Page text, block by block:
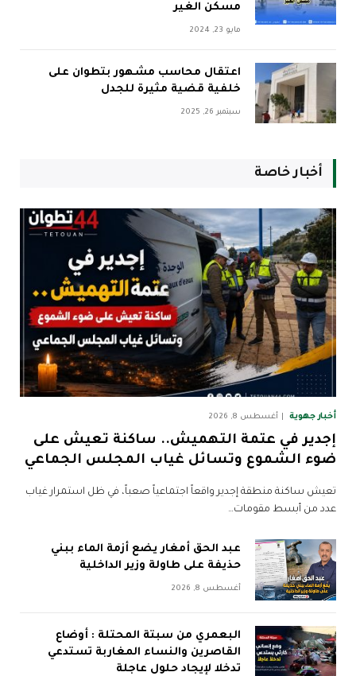
مسكن الغير
مايو 23, 2024
اعتقال محاسب مشهور بتطوان على
خلفية قضية مثيرة للجدل
سبتمبر 26, 2025
أخبار خاصة
أخبار جهوية أغسطس 8, 2026
إجدير في عتمة التهميش.. ساكنة تعيش على
ضوء الشموع وتسائل غياب المجلس الجماعي
تعيش ساكنة منطقة إجدير واقعاً اجتماعياً صعباً، في ظل استمرار غياب
عدد من أبسط مقومات…
عبد الحق أمغار يضع أزمة الماء ببني
حذيفة على طاولة وزير الداخلية
أغسطس 8, 2026
البعمري من سبتة المحتلة : أوضاع
القاصرين والنساء المغاربة تستدعي
تدخلا لإيجاد حلول عاجلة